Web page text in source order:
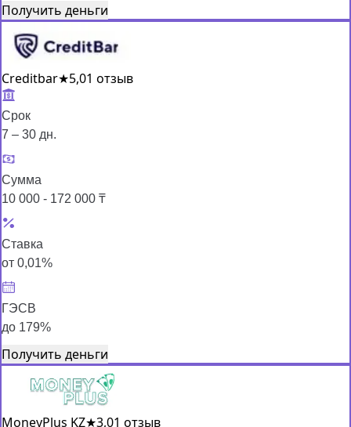
Получить деньги
Creditbar★5,01 отзыв
Срок
7 – 30 дн.
Сумма
10 000 - 172 000 ₸
Ставка
от 0,01%
ГЭСВ
до 179%
Получить деньги
MoneyPlus KZ★3,01 отзыв